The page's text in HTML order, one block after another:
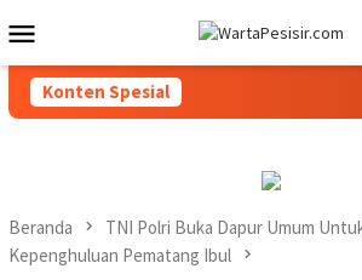
ke
kontenMobile
Konten Spesial
Beranda
TNI Polri Buka Dapur Umum
Kepenghuluan Pematang Ibul